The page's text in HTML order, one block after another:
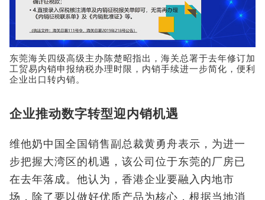
东莞海关四级高级主办陈楚昭指出，海关总署于去年修订加
工贸易内销申报纳税办理时限，内销手续进一步简化，便利
企业出口转内销。
企业推动数字转型迎内销机遇
维他奶中国全国销售副总裁黄勇舟表示，为进一
步把握大湾区的机遇，该公司位于东莞的厂房已
在去年落成。他认为，香港企业要融入内地市
场，除了要以做好优质产品为核心，根据当地消